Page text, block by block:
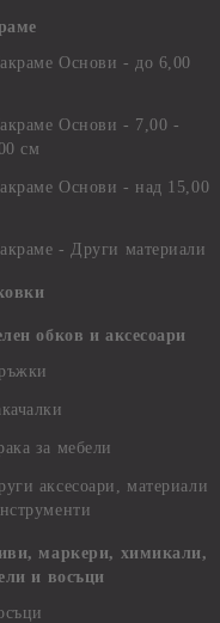
Основи - до 6,00
Основи - 7,00 -
см
Основи - над 15,00
- Други материали
обков и аксесоари
за мебели
аксесоари, материали
маркери, химикали,
и восъци